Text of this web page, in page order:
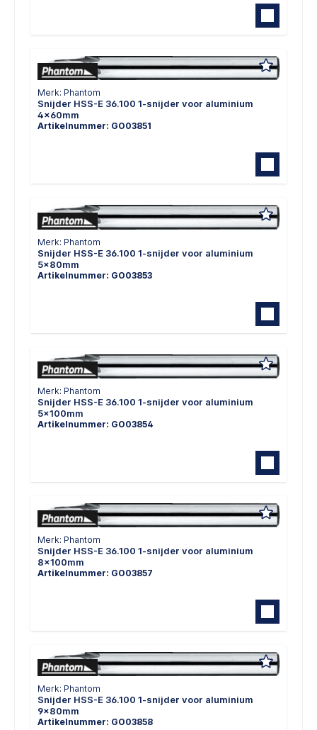
Merk: Phantom
Snijder HSS-E 36.100 1-snijder voor aluminium
4x60mm
Artikelnummer: GO03851
Merk: Phantom
Snijder HSS-E 36.100 1-snijder voor aluminium
5x80mm
Artikelnummer: GO03853
Merk: Phantom
Snijder HSS-E 36.100 1-snijder voor aluminium
5x100mm
Artikelnummer: GO03854
Merk: Phantom
Snijder HSS-E 36.100 1-snijder voor aluminium
8x100mm
Artikelnummer: GO03857
Merk: Phantom
Snijder HSS-E 36.100 1-snijder voor aluminium
9x80mm
Artikelnummer: GO03858